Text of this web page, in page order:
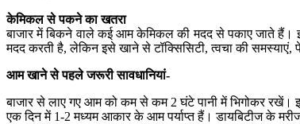
केमिकल से पकने का खतरा
बाजार में बिकने वाले कई आम केमिकल की मदद से पकाए जाते हैं।
मदद करती है, लेकिन इसे खाने से टॉक्सिसिटी, त्वचा की
आम खाने से पहले जरूरी सावधानियां-
बाजार से लाए गए आम को कम से कम 2 घंटे पानी में भिगोकर
एक दिन में 1-2 मध्यम आकार के आम पर्याप्त हैं। डायबिटीज के